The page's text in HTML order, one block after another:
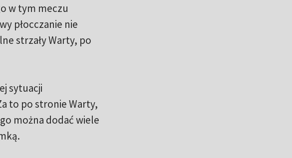
w tym meczu
płocczanie nie
strzały Warty, po
sytuacji
to po stronie Warty,
można dodać wiele